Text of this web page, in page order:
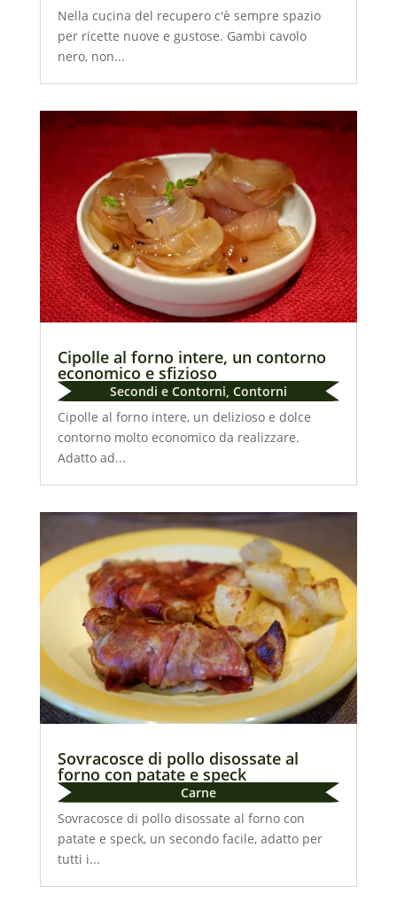
Nella cucina del recupero c'è sempre spazio
per ricette nuove e gustose. Gambi cavolo
nero, non...
Cipolle al forno intere, un contorno
economico e sfizioso
Secondi e Contorni, Contorni
Cipolle al forno intere, un delizioso e dolce
contorno molto economico da realizzare.
Adatto ad...
Sovracosce di pollo disossate al
forno con patate e speck
Carne
Sovracosce di pollo disossate al forno con
patate e speck, un secondo facile, adatto per
tutti i...